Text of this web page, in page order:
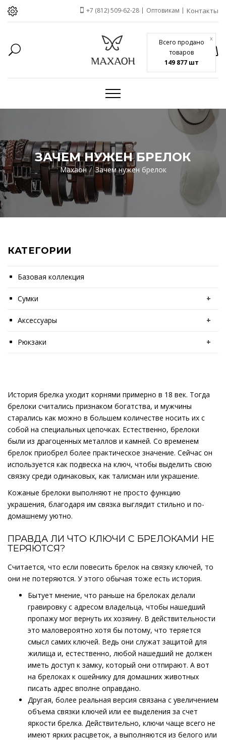
Всего продано
товаров
149 877 шт
x
+7 (812) 509-62-28 Оптовикам Контакты
ЗАЧЕМ НУЖЕН БРЕЛОК
Махаон Зачем нужен брелок
КАТЕГОРИИ
Базовая коллекция
Сумки +
Аксессуары +
Рюкзаки +
История брелка уходит корнями примерно в 18 век. Тогда
брелоки считались признаком богатства, и мужчины
старались как можно в большем количестве носить их с
собой на специальных цепочках. Естественно, брелоки
были из драгоценных металлов и камней. Со временем
брелок приобрел более практическое значение. Сейчас он
используется как подвеска на ключ, чтобы выделить свою
связку среди одинаковых, как талисман или украшение.
Кожаные брелоки выполняют не просто функцию
украшения, благодаря им связка выглядит стильно и по-
домашнему уютно.
ПРАВДА ЛИ ЧТО КЛЮЧИ С БРЕЛОКАМИ НЕ
ТЕРЯЮТСЯ?
Считается, что если повесить брелок на связку ключей, то
они не потеряются. У этого обычая тоже есть история.
Бытует мнение, что раньше на брелоках делали
гравировку с адресом владельца, чтобы нашедший
пропажу мог вернуть их хозяину. В действительности
это маловероятно хотя бы потому, что теряется
смысл самих ключей. Ведь они служат защитой для
жилища и, естественно, любой нашедший не должен
иметь доступ к замку, который они отпирают. А вот
на брелоках к ошейнику для домашних животных
писать адрес вполне оправдано.
Другая, более реальная версия связана с увеличением
объема связки ключей или ее выделения за счет
яркости брелка. Действительно, ключи чаще всего не
имеют ярких расцветок, а выполняются из белого или